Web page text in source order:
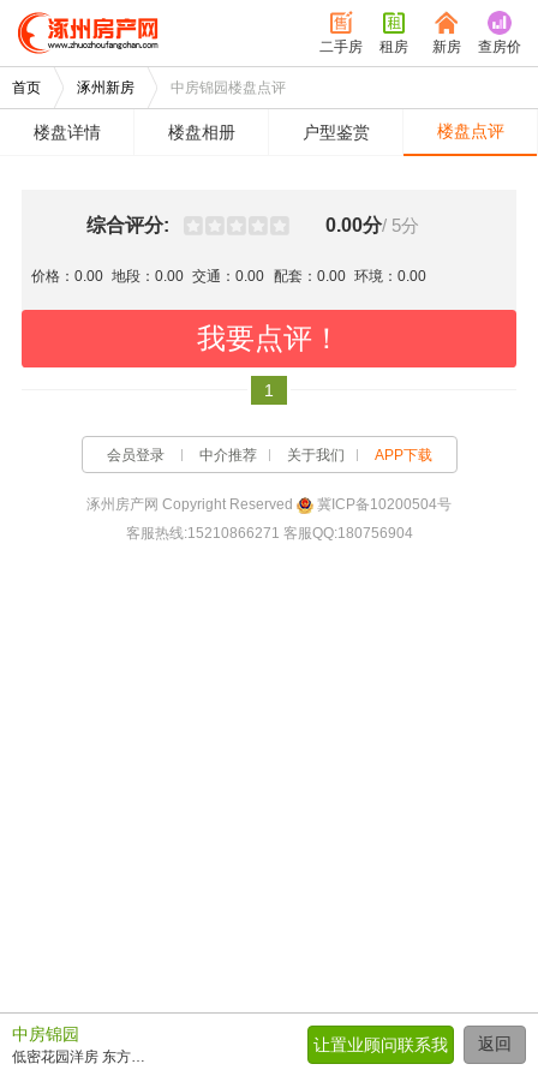
二手房 租房 新房 查房价
首页 涿州新房 中房锦园楼盘点评
楼盘详情 楼盘相册 户型鉴赏 楼盘点评
综合评分: 0.00分/ 5分
价格：0.00 地段：0.00 交通：0.00 配套：0.00 环境：0.00
我要点评！
1
会员登录 中介推荐 关于我们 APP下载
涿州房产网 Copyright Reserved
冀ICP备10200504号
客服热线:15210866271 客服QQ:180756904
中房锦园
低密花园洋房 东方园林
返回
让置业顾问联系我